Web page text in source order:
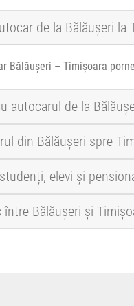
de la Bălăușeri la
Bălăușeri – Timișoara
autocarul de la
din Bălăușeri spre
elevi și
Bălăușeri și